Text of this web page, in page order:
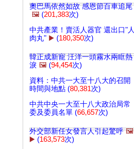
奧巴馬依然如故 感恩節百車追尾
🖼️ (201,383次)
中共產業！賣活人器官 還出口"人
肉丸" ▶️ (180,350次)
韓正成新寵 汪洋一頭霧水兩眶熱
淚 🖼️ (94,454次)
資料：中共一大至十八大的召開
時間與地點 (80,381次)
中共中央一大至十八大政治局常
委及委員名單 (66,657次)
外交部新任女發言人引起驚呼 🖼️
▶️ (163,573次)